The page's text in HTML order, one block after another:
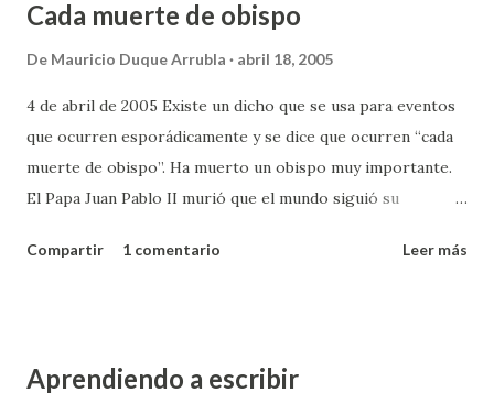
antes que se agotara el corto plazo dado por los visitantes
para solucionar el problema se firmó un mamotreto de
documento es presentado a los amenazadores
extraterrestres y ellos solo se ríen y acaban por confirmar
sus intenciones de terminar con la humanidad porque era
precisamente ese espíritu pacifista el que, según los
Cada muerte de obispo
De Mauricio Duque Arrubla abril 18, 2005
4 de abril de 2005 Existe un dicho que se usa para eventos
que ocurren esporádicamente y se dice que ocurren “cada
muerte de obispo”. Ha muerto un obispo muy importante.
El Papa Juan Pablo II murió que el mundo siguió su
especialmente los últimos meses. Un acontecimiento así de
en un periodo de vida humana promedio se tiene la
Compartir 1 comentario Leer más
Aprendiendo a escribir